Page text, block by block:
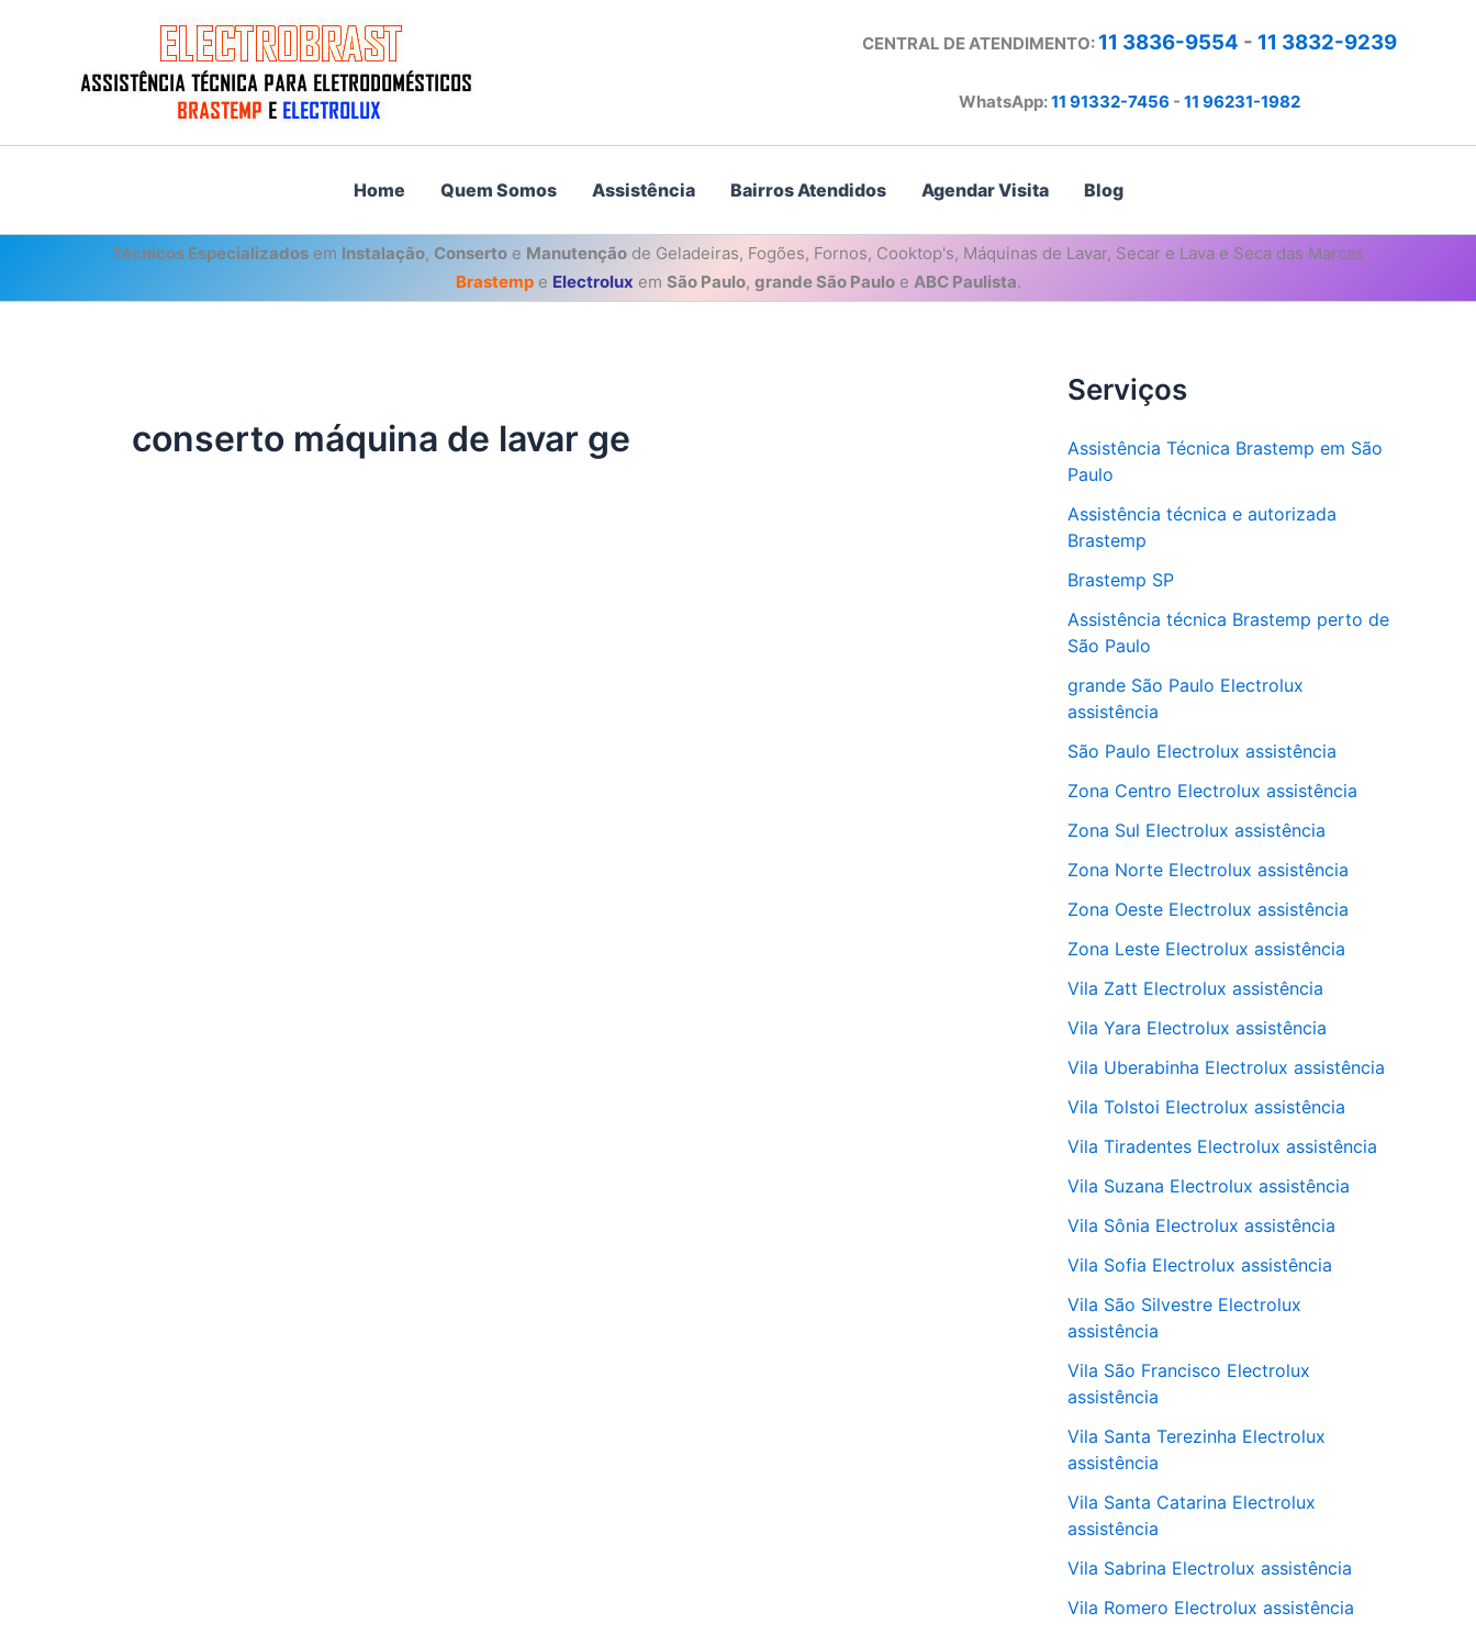
CENTRAL DE ATENDIMENTO: 11 3836-9554 - 11 3832-9239
WhatsApp:11 91332-7456 - 11 96231-1982
Home Quem Somos Assistência Bairros Atendidos Agendar Visita Blog
Técnicos Especializados em Instalação, Conserto e Manutenção de Geladeiras, Fogões, Fornos, Cooktop's, Máquinas de Lavar, Secar e Lava e Seca das Marcas
Brastempe Electrolux em São Paulo, grande São Pauloe ABC Paulista.
conserto máquina de lavar ge
Serviços
Assistência Técnica Brastemp em São
Paulo
Assistência técnica e autorizada
Brastemp
Brastemp SP
Assistência técnica Brastemp perto de
São Paulo
grande São Paulo Electrolux
assistência
São Paulo Electrolux assistência
Zona Centro Electrolux assistência
Zona Sul Electrolux assistência
Zona Norte Electrolux assistência
Zona Oeste Electrolux assistência
Zona Leste Electrolux assistência
Vila Zatt Electrolux assistência
Vila Yara Electrolux assistência
Vila Uberabinha Electrolux assistência
Vila Tolstoi Electrolux assistência
Vila Tiradentes Electrolux assistência
Vila Suzana Electrolux assistência
Vila Sônia Electrolux assistência
Vila Sofia Electrolux assistência
Vila São Silvestre Electrolux
assistência
Vila São Francisco Electrolux
assistência
Vila Santa Terezinha Electrolux
assistência
Vila Santa Catarina Electrolux
assistência
Vila Sabrina Electrolux assistência
Vila Romero Electrolux assistência